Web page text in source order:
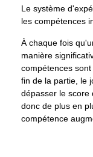
Le système
les compétences
À chaque fois
manière
compétences
fin de la partie, le
dépasser le score
donc de plus en
compétence